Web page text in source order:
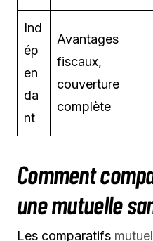
Ind
ép
en
da
nt
Avantages
fiscaux,
couverture
complète
Comment
une mutuelle
Les comparatifs